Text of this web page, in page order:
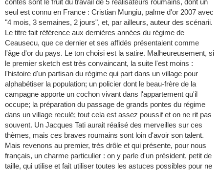
contes sont le fruit du travail de 5 réalisateurs roumains, dont un
seul est connu en France : Cristian Mungiu, palme d'or 2007 avec
"4 mois, 3 semaines, 2 jours", et, par ailleurs, auteur des scénarii.
Le titre fait référence aux dernières années du régime de
Ceausecu, que ce dernier et ses affidés présentaient comme
l'âge d'or du pays. Le ton choisi est la satire. Malheureusement, si
le premier sketch est très convaincant, la suite l'est moins :
l'histoire d'un partisan du régime qui part dans un village pour
alphabétiser la population; un policier dont le beau-frère de la
campagne apporte un cochon vivant dans l'appartement qu'il
occupe; la préparation du passage de grands pontes du régime
dans un village reculé; tout cela est assez poussif et on ne rit pas
souvent. Un Jacques Tati aurait réalisé des merveilles sur ces
thèmes, mais ces braves roumains sont loin d'avoir son talent.
Mais revenons au premier, très drôle et qui présente, pour nous
français, un charme particulier : on y parle d'un président, petit de
taille, qui utilise et fait utiliser toutes les astuces possibles pour ne